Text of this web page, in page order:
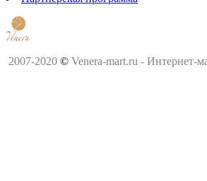
2007-2020 © Venera-mart.ru - Интернет-